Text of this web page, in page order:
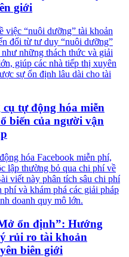
giới
việc “nuôi dưỡng” tài khoản
đổi từ tư duy “nuôi dưỡng”
những thách thức và giải
giúp các nhà tiếp thị xuyên
sự ổn định lâu dài cho tài
cụ tự động hóa miễn
biến của người vận
hóa Facebook miễn phí,
lập thường bỏ qua chi phí về
viết này phân tích sâu chi phí
và khám phá các giải pháp
doanh quy mô lớn.
ổn định”: Hướng
rủi ro tài khoản
biên giới